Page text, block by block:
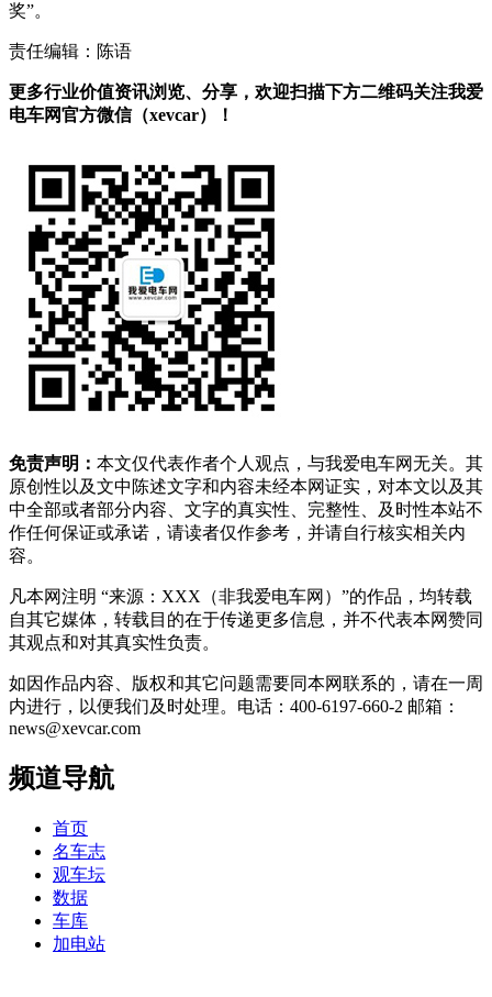
奖”。
责任编辑：陈语
更多行业价值资讯浏览、分享，欢迎扫描下方二维码关注我爱
电车网官方微信（xevcar）！
免责声明： 本文仅代表作者个人观点，与我爱电车网无关。其
原创性以及文中陈述文字和内容未经本网证实，对本文以及其
中全部或者部分内容、文字的真实性、完整性、及时性本站不
作任何保证或承诺，请读者仅作参考，并请自行核实相关内
容。
凡本网注明 “来源：XXX（非我爱电车网）”的作品，均转载
自其它媒体，转载目的在于传递更多信息，并不代表本网赞同
其观点和对其真实性负责。
如因作品内容、版权和其它问题需要同本网联系的，请在一周
内进行，以便我们及时处理。电话：400-6197-660-2 邮箱：
news@xevcar.com
频道导航
首页
名车志
观车坛
数据
车库
加电站